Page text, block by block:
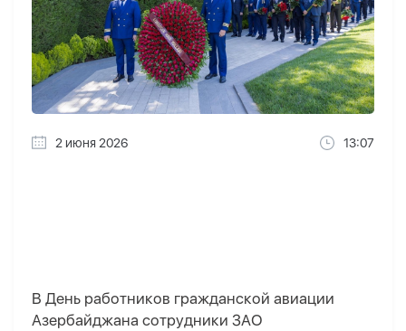
2 июня 2026 13:07
В День работников гражданской авиации
Азербайджана сотрудники ЗАО